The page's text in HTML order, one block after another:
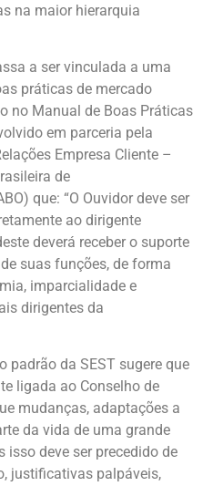
na maior hierarquia
a ser vinculada a uma
práticas de mercado
no Manual de Boas Práticas
em parceria pela
Empresa Cliente –
de
que: “O Ouvidor deve ser
ao dirigente
deverá receber o suporte
suas funções, de forma
imparcialidade e
dirigentes da
padrão da SEST sugere que
ligada ao Conselho de
mudanças, adaptações a
da vida de uma grande
isso deve ser precedido de
justificativas palpáveis,